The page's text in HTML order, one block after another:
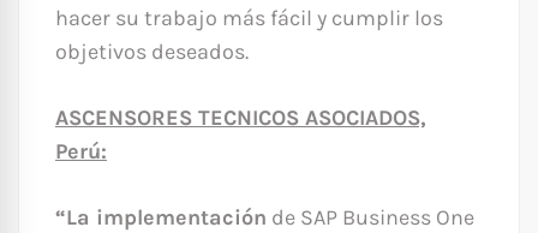
hacer su trabajo más fácil y cumplir los
objetivos deseados.
ASCENSORES TECNICOS ASOCIADOS,
Perú:
“La implementación de SAP Business One